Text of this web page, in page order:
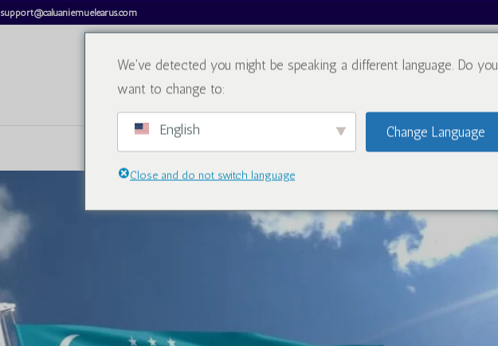
support@caluaniemuelearus.com
私たちについて カタログ ブログ
We've detected you might be speaking a different language. Do you
want to change to:
English Change Language
Close and do not switch language